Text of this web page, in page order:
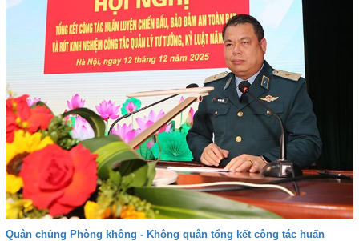
Quân chủng Phòng không - Không quân tổng kết công tác huấn